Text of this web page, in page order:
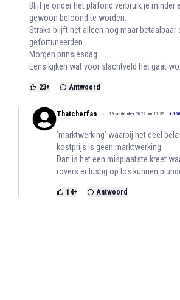
Blijf je onder het plafond verbruik je minder
gewoon beloond te worden.
Straks blijft het alleen nog maar betaalbaar
gefortuneerden.
Morgen prinsjesdag.
Eens kijken wat voor slachtveld het gaat
23+ Antwoord
Thatcherfan 19 september 2022 om 17:59 +
‘marktwerking’ waarbij het deel
kostprijs is geen marktwerking.
Dan is het een misplaatste kreet
rovers er lustig op los kunnen
14+ Antwoord